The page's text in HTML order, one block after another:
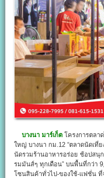
บางนา มาร์เก็ต โครงการตลา
ใหญ่ บางนา กม.12 “ตลาดนัดเที่
นัดรวมร้านอาหารอร่อย ช้อปส
รมมันส์ๆ ทุกเดือน” บนพื้นที่กว่า
โซนสินค้าทั่วไป-ของใช้-แฟชั่น